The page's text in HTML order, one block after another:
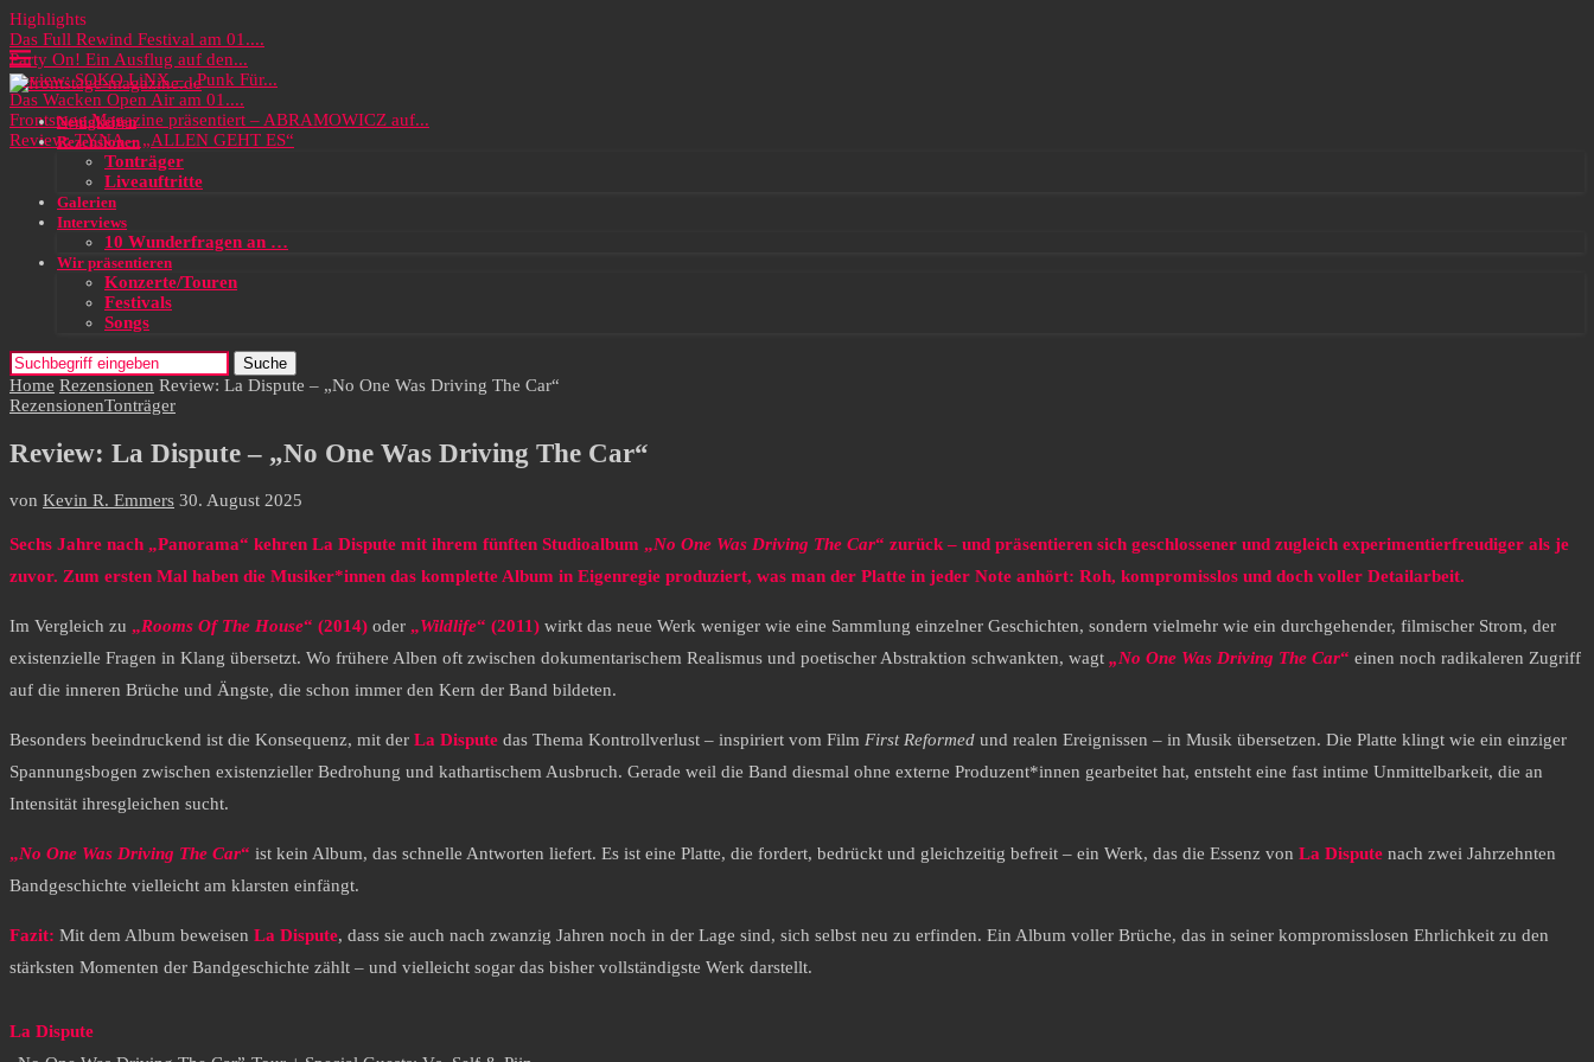
Highlights
Das Full Rewind Festival am 01....
Party On! Ein Ausflug auf den...
Review: SOKO LiNX – „Punk Für...
Das Wacken Open Air am 01....
Frontstage Magazine präsentiert – ABRAMOWICZ auf...
Review: TYNA – „ALLEN GEHT ES“
Neuigkeiten
Rezensionen
Tonträger
Liveauftritte
Galerien
Interviews
10 Wunderfragen an …
Wir präsentieren
Konzerte/Touren
Festivals
Songs
Suche
Home Rezensionen Review: La Dispute – „No One Was Driving The Car“
RezensionenTonträger
Review: La Dispute – „No One Was Driving The Car“
von Kevin R. Emmers 30. August 2025
Sechs Jahre nach „Panorama“ kehren La Dispute mit ihrem fünften Studioalbum „No One Was Driving The Car“ zurück – und präsentieren sich geschlossener und zugleich experimentierfreudiger als je
zuvor. Zum ersten Mal haben die Musiker*innen das komplette Album in Eigenregie produziert, was man der Platte in jeder Note anhört: Roh, kompromisslos und doch voller Detailarbeit.
Im Vergleich zu „Rooms Of The House“ (2014) oder „Wildlife“ (2011) wirkt das neue Werk weniger wie eine Sammlung einzelner Geschichten, sondern vielmehr wie ein durchgehender, filmischer Strom, der
existenzielle Fragen in Klang übersetzt. Wo frühere Alben oft zwischen dokumentarischem Realismus und poetischer Abstraktion schwankten, wagt „No One Was Driving The Car“ einen noch radikaleren Zugriff
auf die inneren Brüche und Ängste, die schon immer den Kern der Band bildeten.
Besonders beeindruckend ist die Konsequenz, mit der La Dispute das Thema Kontrollverlust – inspiriert vom Film First Reformed und realen Ereignissen – in Musik übersetzen. Die Platte klingt wie ein einziger
Spannungsbogen zwischen existenzieller Bedrohung und kathartischem Ausbruch. Gerade weil die Band diesmal ohne externe Produzent*innen gearbeitet hat, entsteht eine fast intime Unmittelbarkeit, die an
Intensität ihresgleichen sucht.
„No One Was Driving The Car“ ist kein Album, das schnelle Antworten liefert. Es ist eine Platte, die fordert, bedrückt und gleichzeitig befreit – ein Werk, das die Essenz von La Dispute nach zwei Jahrzehnten
Bandgeschichte vielleicht am klarsten einfängt.
Fazit: Mit dem Album beweisen La Dispute, dass sie auch nach zwanzig Jahren noch in der Lage sind, sich selbst neu zu erfinden. Ein Album voller Brüche, das in seiner kompromisslosen Ehrlichkeit zu den
stärksten Momenten der Bandgeschichte zählt – und vielleicht sogar das bisher vollständigste Werk darstellt.
La Dispute